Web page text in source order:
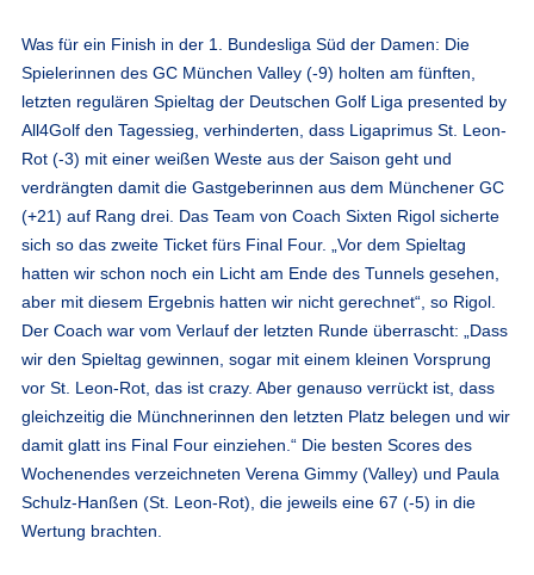
Was für ein Finish in der 1. Bundesliga Süd der Damen: Die
Spielerinnen des GC München Valley (-9) holten am fünften,
letzten regulären Spieltag der Deutschen Golf Liga presented by
All4Golf den Tagessieg, verhinderten, dass Ligaprimus St. Leon-
Rot (-3) mit einer weißen Weste aus der Saison geht und
verdrängten damit die Gastgeberinnen aus dem Münchener GC
(+21) auf Rang drei. Das Team von Coach Sixten Rigol sicherte
sich so das zweite Ticket fürs Final Four. „Vor dem Spieltag
hatten wir schon noch ein Licht am Ende des Tunnels gesehen,
aber mit diesem Ergebnis hatten wir nicht gerechnet“, so Rigol.
Der Coach war vom Verlauf der letzten Runde überrascht: „Dass
wir den Spieltag gewinnen, sogar mit einem kleinen Vorsprung
vor St. Leon-Rot, das ist crazy. Aber genauso verrückt ist, dass
gleichzeitig die Münchnerinnen den letzten Platz belegen und wir
damit glatt ins Final Four einziehen.“ Die besten Scores des
Wochenendes verzeichneten Verena Gimmy (Valley) und Paula
Schulz-Hanßen (St. Leon-Rot), die jeweils eine 67 (-5) in die
Wertung brachten.